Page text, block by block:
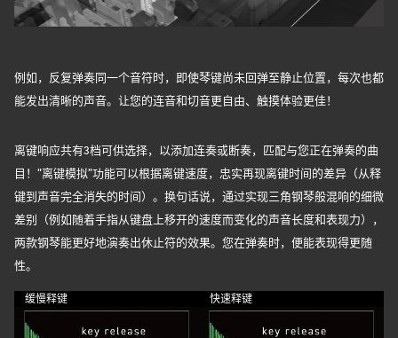
例如，反复弹奏同一个音符时，即使琴键尚未回弹至静止位置，每次也都
能发出清晰的声音。让您的连音和切音更自由、触摸体验更佳！
离键响应共有3档可供选择，以添加连奏或断奏，匹配与您正在弹奏的曲
目！“离键模拟”功能可以根据离键速度，忠实再现离键时间的差异（从释
键到声音完全消失的时间）。换句话说，通过实现三角钢琴般混响的细微
差别（例如随着手指从键盘上移开的速度而变化的声音长度和表现力），
两款钢琴能更好地演奏出休止符的效果。您在弹奏时，便能表现得更随
性。
缓慢释键 快速释键